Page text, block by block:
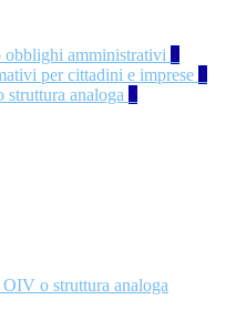
obblighi amministrativi 1
per cittadini e imprese 1
analoga 2
o struttura analoga